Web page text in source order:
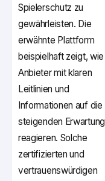
Spielerschutz zu
gewährleisten. Die
erwähnte Plattform
beispielhaft zeigt, wie
Anbieter mit klaren
Leitlinien und
Informationen auf die
steigenden
reagieren. Solche
zertifizierten und
vertrauenswürdigen